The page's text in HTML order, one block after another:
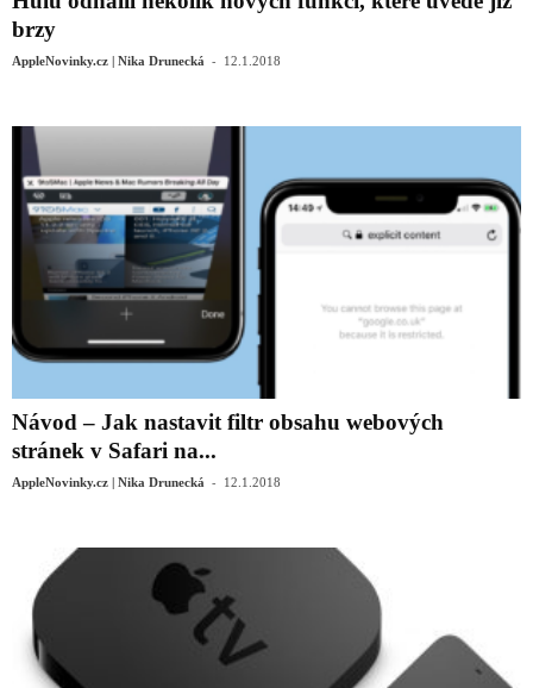
brzy
AppleNovinky.cz | Nika Drunecká - 12.1.2018
Návod – Jak nastavit filtr obsahu webových
stránek v Safari na...
AppleNovinky.cz | Nika Drunecká - 12.1.2018